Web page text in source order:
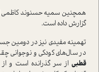
همچنين سميه حسنوند کاظمي از
گزارش داده است.
تهمينه مفيدي نيز در دومين
در سال‌هاي کودکي و نوجواني
قطبي از سر گذرانده است و